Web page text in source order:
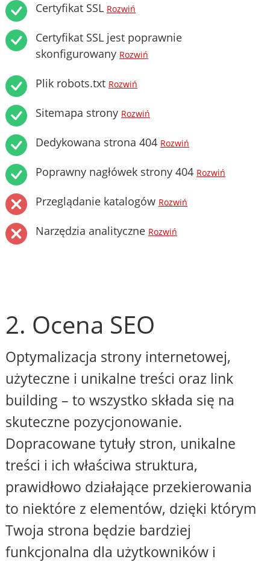
Certyfikat SSL Rozwiń
Certyfikat SSL jest poprawnie
skonfigurowany Rozwiń
Plik robots.txt Rozwiń
Sitemapa strony Rozwiń
Dedykowana strona 404 Rozwiń
Poprawny nagłówek strony 404 Rozwiń
Przeglądanie katalogów Rozwiń
Narzędzia analityczne Rozwiń
2. Ocena SEO
Optymalizacja strony internetowej,
użyteczne i unikalne treści oraz link
building – to wszystko składa się na
skuteczne pozycjonowanie.
Dopracowane tytuły stron, unikalne
treści i ich właściwa struktura,
prawidłowo działające przekierowania
to niektóre z elementów, dzięki którym
Twoja strona będzie bardziej
funkcjonalna dla użytkowników i